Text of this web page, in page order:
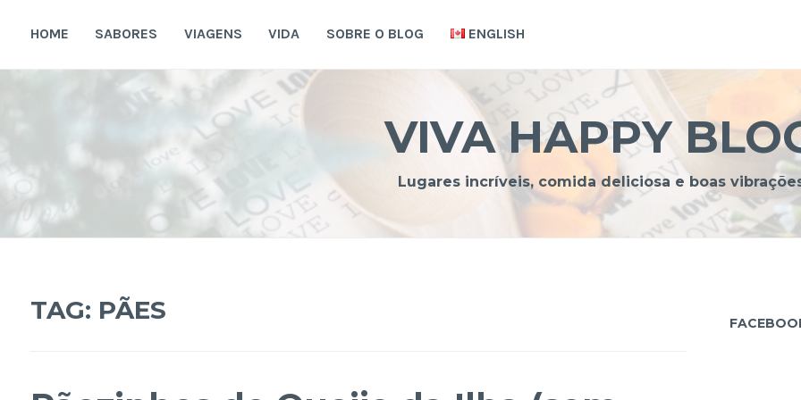
HOME SABORES VIAGENS VIDA SOBRE O BLOG ENGLISH
VIVA HAPPY
Lugares incríveis, comida deliciosa e boas
TAG: PÃES